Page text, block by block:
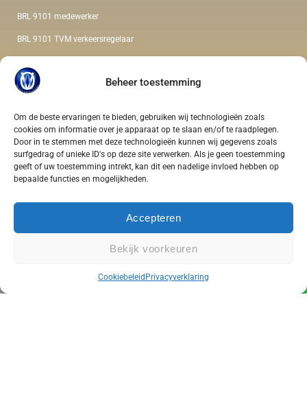
Beheer toestemming
Om de beste ervaringen te bieden, gebruiken wij technologieën zoals
cookies om informatie over je apparaat op te slaan en/of te raadplegen.
Door in te stemmen met deze technologieën kunnen wij gegevens zoals
surfgedrag of unieke ID's op deze site verwerken. Als je geen toestemming
geeft of uw toestemming intrekt, kan dit een nadelige invloed hebben op
bepaalde functies en mogelijkheden.
Accepteren
Bekijk voorkeuren
Cookiebeleid Privacyverklaring
BRL 9101 medewerker
BRL 9101 TVM verkeersregelaar
Opleiding verkeersregelaar
Informatief
Aanstellingspas aanvragen
Van werkgever wisselen
De kleding van een verkeersregelaar
Vraag een offerte aan